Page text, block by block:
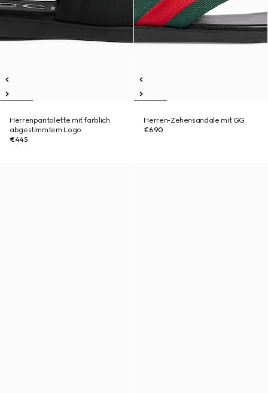
Herrenpantolette mit farblich
abgestimmtem Logo
€445
Herren-Zehensandale mit GG
€690